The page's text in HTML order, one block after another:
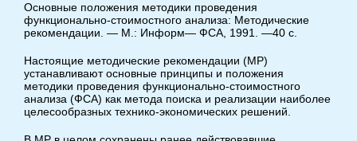
Основные положения методики проведения
функционально-стоимостного анализа: Методические
рекомендации. — М.: Информ— ФСА, 1991. —40 с.
Настоящие методические рекомендации (MP)
устанавливают основные принципы и положения
методики проведения функционально-стоимостного
анализа (ФСА) как метода поиска и реализации наиболее
целесообразных технико-экономических решений.